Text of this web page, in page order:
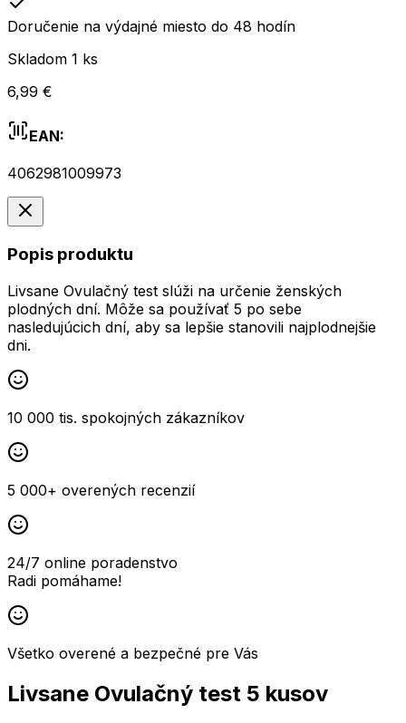
Doručenie na výdajné miesto do 48 hodín
Skladom 1 ks
6,99 €
EAN:
4062981009973
Popis produktu
Livsane Ovulačný test slúži na určenie ženských
plodných dní. Môže sa používať 5 po sebe
nasledujúcich dní, aby sa lepšie stanovili najplodnejšie
dni.
10 000 tis. spokojných zákazníkov
5 000+ overených recenzií
24/7 online poradenstvo
Radi pomáhame!
Všetko overené a bezpečné pre Vás
Livsane Ovulačný test 5 kusov